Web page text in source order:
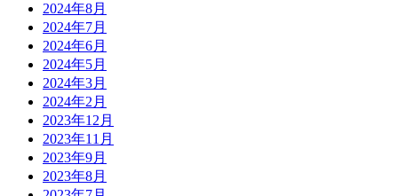
2024年8月
2024年7月
2024年6月
2024年5月
2024年3月
2024年2月
2023年12月
2023年11月
2023年9月
2023年8月